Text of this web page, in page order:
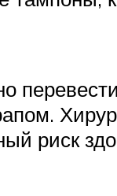
риск